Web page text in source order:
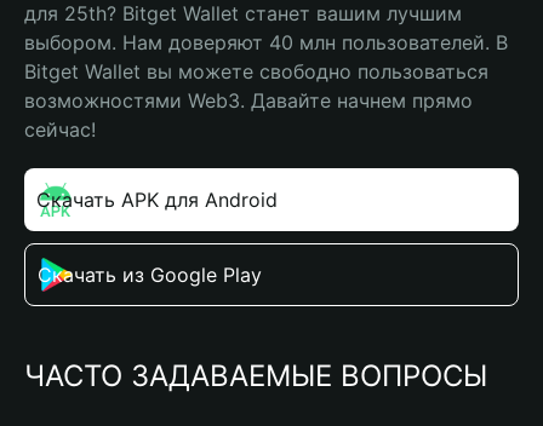
для 25th? Bitget Wallet станет вашим лучшим
выбором. Нам доверяют 40 млн пользователей. В
Bitget Wallet вы можете свободно пользоваться
возможностями Web3. Давайте начнем прямо
сейчас!
Скачать APK для Android
Скачать из Google Play
ЧАСТО ЗАДАВАЕМЫЕ ВОПРОСЫ